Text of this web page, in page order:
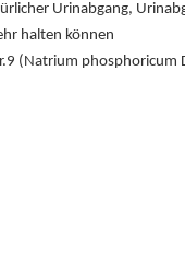
Urinabgang,
halten können
(Natrium phosphoricum